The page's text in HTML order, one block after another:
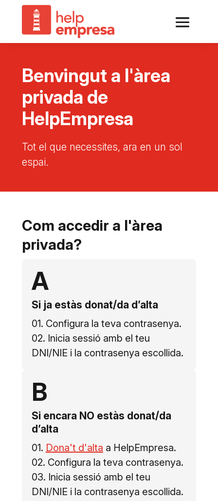
Benvingut a l'àrea
privada de
HelpEmpresa
Tot el que necessites, ara en un sol
espai.
Com accedir a l'àrea
privada?
A
Si ja estàs donat/da d’alta
01. Configura la teva contrasenya.
02. Inicia sessió amb el teu
DNI/NIE i la contrasenya escollida.
B
Si encara NO estàs donat/da
d’alta
01. Dona't d'alta a HelpEmpresa.
02. Configura la teva contrasenya.
03. Inicia sessió amb el teu
DNI/NIE i la contrasenya escollida.